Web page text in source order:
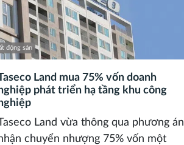
động sản
Land mua 75% vốn doanh
phát triển hạ tầng khu công
Land vừa thông qua phương án
chuyển nhượng 75% vốn một